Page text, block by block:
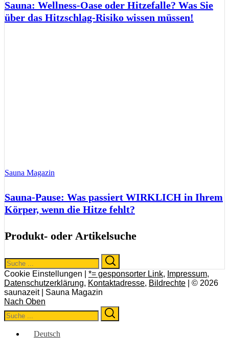
Sauna: Wellness-Oase oder Hitzefalle? Was Sie
über das Hitzschlag-Risiko wissen müssen!
Sauna Magazin
Sauna-Pause: Was passiert WIRKLICH in Ihrem
Körper, wenn die Hitze fehlt?
Produkt- oder Artikelsuche
Search
for:
Cookie Einstellungen | *= gesponsorter Link, Impressum,
Datenschutzerklärung, Kontaktadresse, Bildrechte | © 2026
saunazeit | Sauna Magazin
Nach Oben
Search
for:
Deutsch